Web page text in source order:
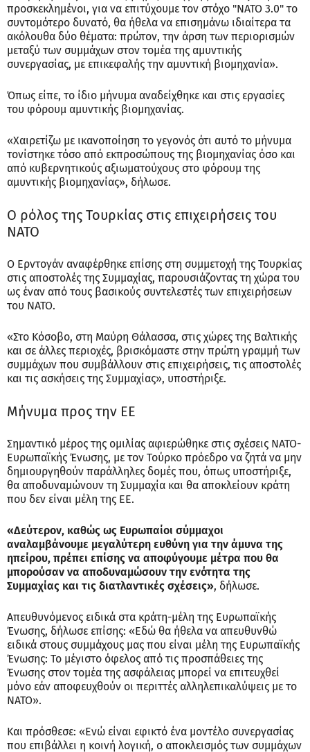
προσκεκλημένοι, για να επιτύχουμε τον στόχο "ΝΑΤΟ 3.0" το
συντομότερο δυνατό, θα ήθελα να επισημάνω ιδιαίτερα τα
ακόλουθα δύο θέματα: πρώτον, την άρση των περιορισμών
μεταξύ των συμμάχων στον τομέα της αμυντικής
συνεργασίας, με επικεφαλής την αμυντική βιομηχανία».
Όπως είπε, το ίδιο μήνυμα αναδείχθηκε και στις εργασίες
του φόρουμ αμυντικής βιομηχανίας.
«Χαιρετίζω με ικανοποίηση το γεγονός ότι αυτό το μήνυμα
τονίστηκε τόσο από εκπροσώπους της βιομηχανίας όσο και
από κυβερνητικούς αξιωματούχους στο φόρουμ της
αμυντικής βιομηχανίας», δήλωσε.
Ο ρόλος της Τουρκίας στις επιχειρήσεις του
ΝΑΤΟ
Ο Ερντογάν αναφέρθηκε επίσης στη συμμετοχή της Τουρκίας
στις αποστολές της Συμμαχίας, παρουσιάζοντας τη χώρα του
ως έναν από τους βασικούς συντελεστές των επιχειρήσεων
του ΝΑΤΟ.
«Στο Κόσοβο, στη Μαύρη Θάλασσα, στις χώρες της Βαλτικής
και σε άλλες περιοχές, βρισκόμαστε στην πρώτη γραμμή των
συμμάχων που συμβάλλουν στις επιχειρήσεις, τις αποστολές
και τις ασκήσεις της Συμμαχίας», υποστήριξε.
Μήνυμα προς την ΕΕ
Σημαντικό μέρος της ομιλίας αφιερώθηκε στις σχέσεις ΝΑΤΟ-
Ευρωπαϊκής Ένωσης, με τον Τούρκο πρόεδρο να ζητά να μην
δημιουργηθούν παράλληλες δομές που, όπως υποστήριξε,
θα αποδυναμώνουν τη Συμμαχία και θα αποκλείουν κράτη
που δεν είναι μέλη της ΕΕ.
«Δεύτερον, καθώς ως Ευρωπαίοι σύμμαχοι
αναλαμβάνουμε μεγαλύτερη ευθύνη για την άμυνα της
ηπείρου, πρέπει επίσης να αποφύγουμε μέτρα που θα
μπορούσαν να αποδυναμώσουν την ενότητα της
Συμμαχίας και τις διατλαντικές σχέσεις», δήλωσε.
Απευθυνόμενος ειδικά στα κράτη-μέλη της Ευρωπαϊκής
Ένωσης, δήλωσε επίσης: «Εδώ θα ήθελα να απευθυνθώ
ειδικά στους συμμάχους μας που είναι μέλη της Ευρωπαϊκής
Ένωσης: Το μέγιστο όφελος από τις προσπάθειες της
Ένωσης στον τομέα της ασφάλειας μπορεί να επιτευχθεί
μόνο εάν αποφευχθούν οι περιττές αλληλεπικαλύψεις με το
ΝΑΤΟ».
Και πρόσθεσε: «Ενώ είναι εφικτό ένα μοντέλο συνεργασίας
που επιβάλλει η κοινή λογική, ο αποκλεισμός των συμμάχων